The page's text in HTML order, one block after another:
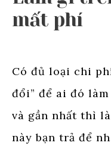
mất phí
Có đủ loại chi
đổi” để ai đó
và gần nhất thì
này bạn trả để